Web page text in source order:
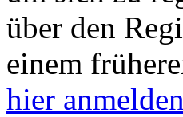
über den
einem
hier anmelden